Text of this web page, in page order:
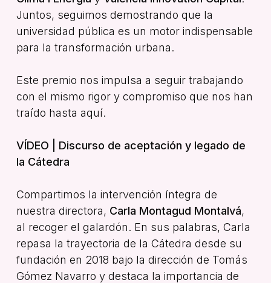
Juntos, seguimos demostrando que la
universidad pública es un motor indispensable
para la transformación urbana.
Este premio nos impulsa a seguir trabajando
con el mismo rigor y compromiso que nos han
traído hasta aquí.
VÍDEO | Discurso de aceptación y legado de
la Cátedra
Compartimos la intervención íntegra de
nuestra directora, Carla Montagud Montalvá,
al recoger el galardón. En sus palabras, Carla
repasa la trayectoria de la Cátedra desde su
fundación en 2018 bajo la dirección de Tomás
Gómez Navarro y destaca la importancia de